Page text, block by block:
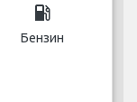
local_gas_station
Бензин